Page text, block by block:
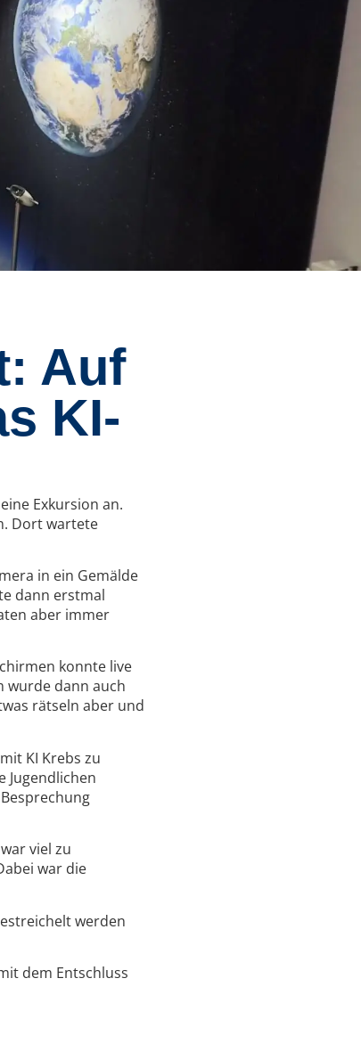
Auf
KI-
Exkursion an.
Dort wartete
in ein Gemälde
dann erstmal
aber immer
konnte live
wurde dann auch
rätseln aber und
KI Krebs zu
Jugendlichen
viel zu
war die
werden
dem Entschluss